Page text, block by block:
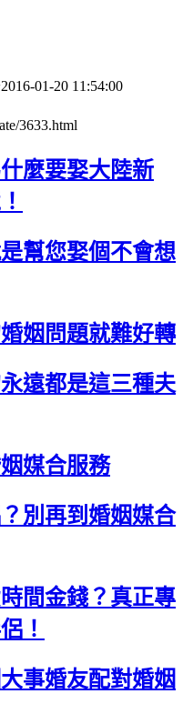
01-20 11:54:00
3633.html
麼要娶大陸新
幫您娶個不會想
姻問題就難好轉
遠都是這三種夫
媒合服務
別再到婚姻媒合
間金錢？真正專
！
事婚友配對婚姻